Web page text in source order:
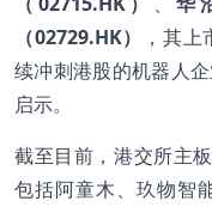
（02729.HK）
，其
续冲刺港股的机器人
启示。
截至目前，港交所主
包括阿童木、玖物智